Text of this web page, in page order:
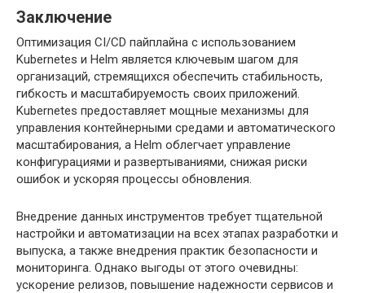
Заключение
Оптимизация CI/CD пайплайна с использованием
Kubernetes и Helm является ключевым шагом для
организаций, стремящихся обеспечить стабильность,
гибкость и масштабируемость своих приложений.
Kubernetes предоставляет мощные механизмы для
управления контейнерными средами и автоматического
масштабирования, а Helm облегчает управление
конфигурациями и развертываниями, снижая риски
ошибок и ускоряя процессы обновления.
Внедрение данных инструментов требует тщательной
настройки и автоматизации на всех этапах разработки и
выпуска, а также внедрения практик безопасности и
мониторинга. Однако выгоды от этого очевидны:
ускорение релизов, повышение надежности сервисов и